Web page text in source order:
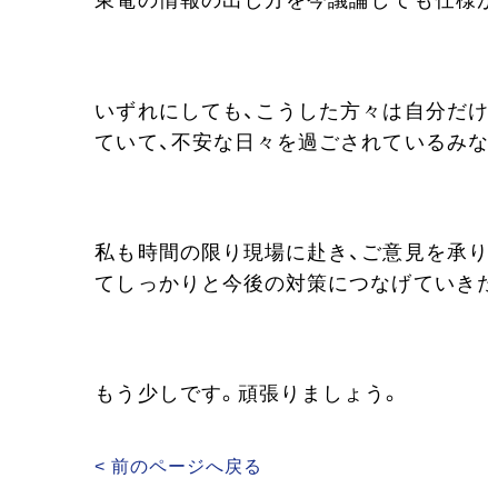
いずれにしても、こうした方々は自分だ
ていて、不安な日々を過ごされているみ
私も時間の限り現場に赴き、ご意見を承
てしっかりと今後の対策につなげていき
もう少しです。頑張りましょう。
< 前のページへ戻る